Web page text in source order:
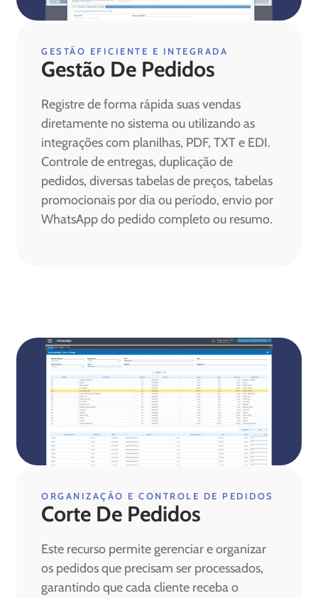
GESTÃO EFICIENTE E INTEGRADA
Gestão De Pedidos
Registre de forma rápida suas vendas
diretamente no sistema ou utilizando as
integrações com planilhas, PDF, TXT e EDI.
Controle de entregas, duplicação de
pedidos, diversas tabelas de preços, tabelas
promocionais por dia ou período, envio por
WhatsApp do pedido completo ou resumo.
ORGANIZAÇÃO E CONTROLE DE PEDIDOS
Corte De Pedidos
Este recurso permite gerenciar e organizar
os pedidos que precisam ser processados,
garantindo que cada cliente receba o